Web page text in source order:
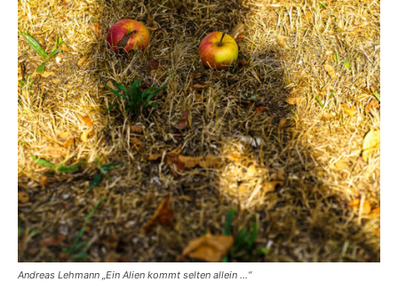
Andreas Lehmann „Ein Alien kommt selten allein …“